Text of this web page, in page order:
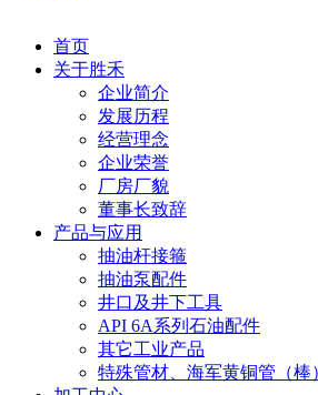
首页
关于胜禾
企业简介
发展历程
经营理念
企业荣誉
厂房厂貌
董事长致辞
产品与应用
抽油杆接箍
抽油泵配件
井口及井下工具
API 6A系列石油配件
其它工业产品
特殊管材、海军黄铜管（棒